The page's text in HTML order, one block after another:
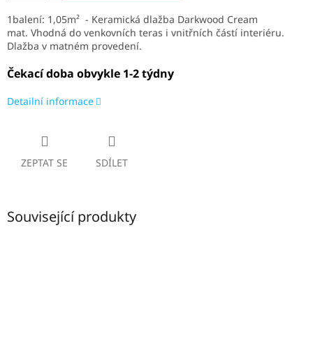
1balení: 1,05m² - Keramická dlažba Darkwood Cream
mat. Vhodná do venkovních teras i vnitřních částí interiéru.
Dlažba v matném provedení.
Čekací doba obvykle 1-2 týdny
Detailní informace
ZEPTAT SE SDÍLET
Související produkty